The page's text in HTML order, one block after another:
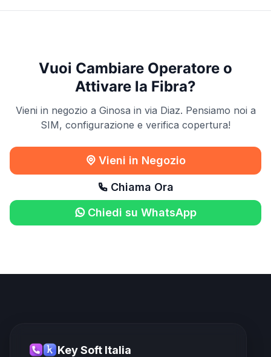
Vuoi Cambiare Operatore o
Attivare la Fibra?
Vieni in negozio a Ginosa in via Diaz. Pensiamo noi a
SIM, configurazione e verifica copertura!
Vieni in Negozio
Chiama Ora
Chiedi su WhatsApp
Key Soft Italia